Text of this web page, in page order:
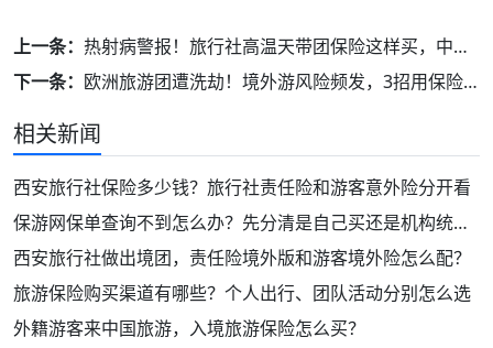
上一条： 热射病警报！旅行社高温天带团保险这样买，中暑急救有保障！
下一条： 欧洲旅游团遭洗劫！境外游风险频发，3招用保险转移旅行社风险！
相关新闻
西安旅行社保险多少钱？旅行社责任险和游客意外险分开看
保游网保单查询不到怎么办？先分清是自己买还是机构统一投保
西安旅行社做出境团，责任险境外版和游客境外险怎么配？
旅游保险购买渠道有哪些？个人出行、团队活动分别怎么选
外籍游客来中国旅游，入境旅游保险怎么买？